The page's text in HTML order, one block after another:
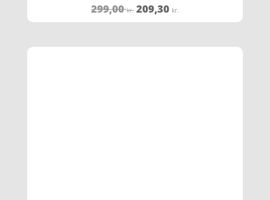
Vurderet
3.7
299,00kr. Den
oprindelige
209,30 kr.
aktuelle